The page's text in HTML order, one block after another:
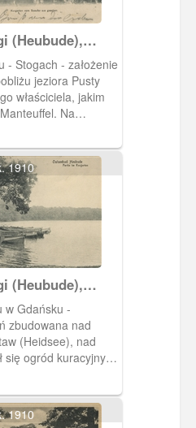
(Heubude),
- Stogach - założenie
jeziora Pusty
właściciela, jakim
Na
w obiegu od 31 V
1910
(Heubude),
w Gdańsku -
(Heidsee), nad
się ogród kuracyjny
1910